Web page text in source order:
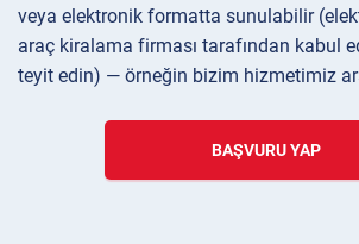
veya elektronik formatta sunulabilir
araç kiralama firması tarafından kabul
teyit edin) — örneğin bizim hizmetimiz
BAŞVURU YAP